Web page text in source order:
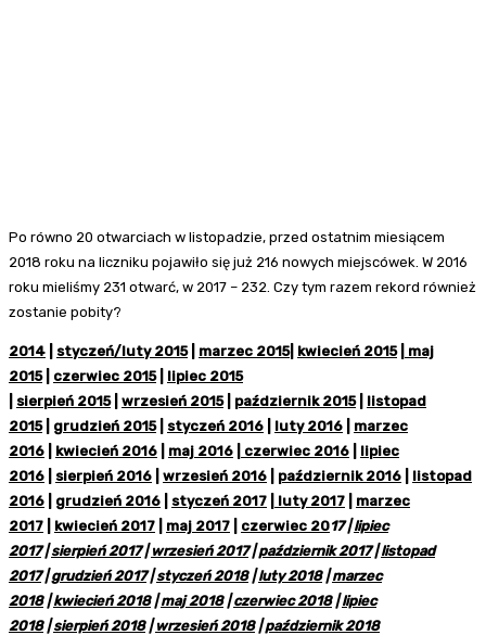
Po równo 20 otwarciach w listopadzie, przed ostatnim miesiącem
2018 roku na liczniku pojawiło się już 216 nowych miejscówek. W 2016
roku mieliśmy 231 otwarć, w 2017 – 232. Czy tym razem rekord również
zostanie pobity?
2014 styczeń/luty 2015| marzec 2015| kwiecień 2015|
maj
2015| czerwiec 2015| lipiec 2015
sierpień 2015| wrzesień 2015| październik 2015| listopad
2015| grudzień 2015| styczeń 2016 luty 2016
marzec
2016
kwiecień 2016 maj 2016 czerwiec 2016
lipiec
2016
sierpień 2016 wrzesień 2016 październik 2016
listopad
2016
grudzień 2016 styczeń 2017 luty 2017
marzec
2017
kwiecień 2017 maj 2017 czerwiec 2017 |lipiec
2017|sierpień 2017|wrzesień 2017|październik 2017|listopad
2017|grudzień 2017|styczeń 2018|luty 2018|marzec
2018|kwiecień 2018|maj 2018|czerwiec 2018|lipiec
2018|sierpień 2018|wrzesień 2018|październik 2018